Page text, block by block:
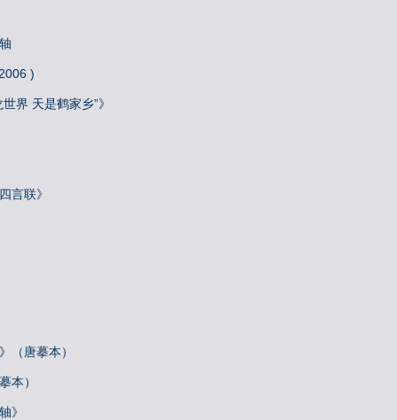
)
界 天是鹤家乡”》
言联》
（唐摹本）
本）
》